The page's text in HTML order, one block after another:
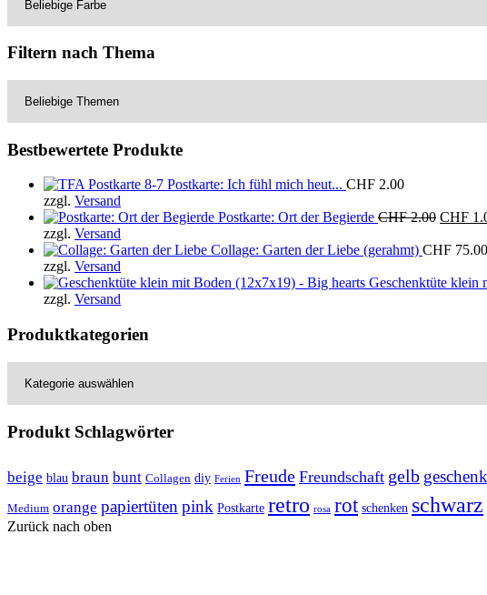
Filtern nach Thema
Bestbewertete Produkte
Postkarte: Ich fühl mich heut... CHF 2.00
zzgl. Versand
Postkarte: Ort der Begierde CHF2.00
war:
CHF
zzgl. Versand
Collage: Garten der Liebe (gerahmt) CHF 75.00
zzgl. Versand
Geschenktüte klein
zzgl. Versand
Produktkategorien
Produkt Schlagwörter
beige blau braun bunt Collagen diy Ferien Freude Freundschaft gelb geschenk
Medium orange papiertütenpink Postkarte retro rosa rot schenken schwarz
Zurück nach oben